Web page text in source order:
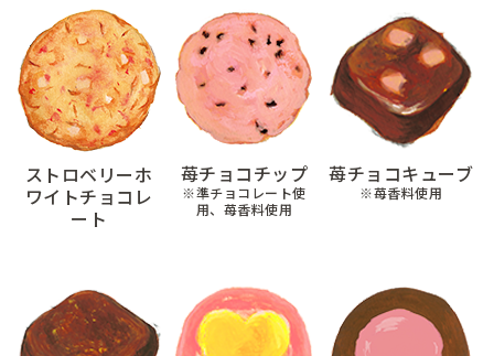
ストロベリーホ
ワイトチョコレ
ート
苺チョコチップ
※準チョコレート使
用、苺香料使用
苺チョコキューブ
※苺香料使用